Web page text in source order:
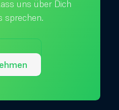
uns über Dich
sprechen.